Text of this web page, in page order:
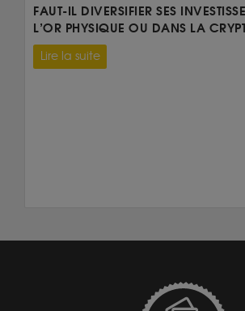
FAUT-IL DIVERSIFIER SES
L’OR PHYSIQUE OU DANS LA
Lire la suite